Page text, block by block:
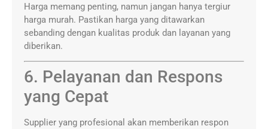
Harga memang penting, namun jangan hanya tergiur
harga murah. Pastikan harga yang ditawarkan
sebanding dengan kualitas produk dan layanan yang
diberikan.
6. Pelayanan dan Respons
yang Cepat
Supplier yang profesional akan memberikan respon